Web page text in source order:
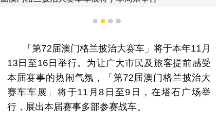
1 2 3 4
「第72届澳门格兰披治大赛车」将于本年11月
13日至16日举行。为让广大市民及旅客提前感受
本届赛事的热闹气氛，「第72届澳门格兰披治大
赛车车展」将于11月8日至9日，在塔石广场举
行，展出本届赛事多部参赛战车。